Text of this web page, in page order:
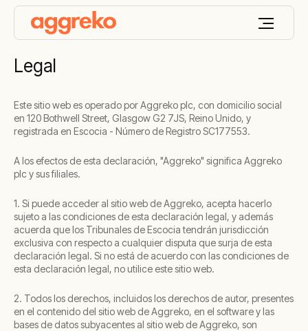
Legal
Este sitio web es operado por Aggreko plc, con domicilio social
en 120 Bothwell Street, Glasgow G2 7JS, Reino Unido, y
registrada en Escocia - Número de Registro SC177553.
A los efectos de esta declaración, "Aggreko" significa Aggreko
plc y sus filiales.
1. Si puede acceder al sitio web de Aggreko, acepta hacerlo
sujeto a las condiciones de esta declaración legal, y además
acuerda que los Tribunales de Escocia tendrán jurisdicción
exclusiva con respecto a cualquier disputa que surja de esta
declaración legal. Si no está de acuerdo con las condiciones de
esta declaración legal, no utilice este sitio web.
2. Todos los derechos, incluidos los derechos de autor, presentes
en el contenido del sitio web de Aggreko, en el software y las
bases de datos subyacentes al sitio web de Aggreko, son